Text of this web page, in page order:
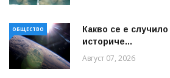
ОБЩЕСТВО
Какво се е случило
историче...
Август 07, 2026